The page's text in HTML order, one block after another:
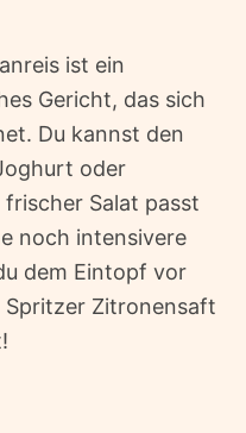
ist ein
Gericht, das sich
Du kannst den
oder
Salat passt
noch intensivere
dem Eintopf vor
Spritzer Zitronensaft